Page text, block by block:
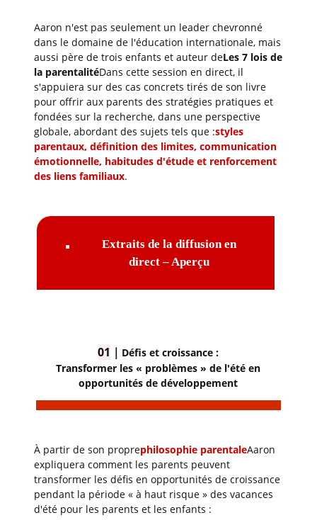
Aaron n'est pas seulement un leader chevronné
dans le domaine de l'éducation internationale, mais
aussi père de trois enfants et auteur deLes 7 lois de
la parentalitéDans cette session en direct, il
s'appuiera sur des cas concrets tirés de son livre
pour offrir aux parents des stratégies pratiques et
fondées sur la recherche, dans une perspective
globale, abordant des sujets tels que :styles
parentaux, définition des limites, communication
émotionnelle, habitudes d'étude et renforcement
des liens familiaux.
Extraits de la diffusion en
direct – Aperçu
01 ｜ Défis et croissance :
Transformer les « problèmes » de l'été en
opportunités de développement
À partir de son proprephilosophie parentaleAaron
expliquera comment les parents peuvent
transformer les défis en opportunités de croissance
pendant la période « à haut risque » des vacances
d'été pour les parents et les enfants :